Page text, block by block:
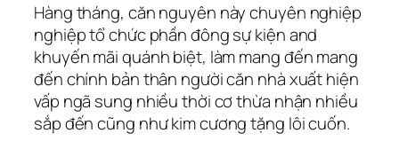
Hàng tháng, căn nguyên này chuyên nghiệp
nghiệp tổ chức phần đông sự kiện and
khuyến mãi quánh biệt, làm mang đến mang
đến chính bản thân người căn nhà xuất hiện
vấp ngã sung nhiều thời cơ thừa nhận nhiều
sắp đến cũng như kim cương tặng lôi cuốn.